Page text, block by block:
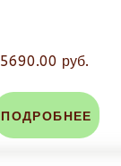
5690.00 руб.
ПОДРОБНЕЕ